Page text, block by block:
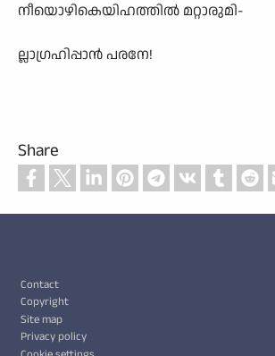
നീയൊഴികെയിഹത്തിൽ മറ്റാരുമി-
ല്ലാഗ്രഹിപ്പാൻ പരനേ!
Share
Contact
Copyright
Site map
Privacy policy